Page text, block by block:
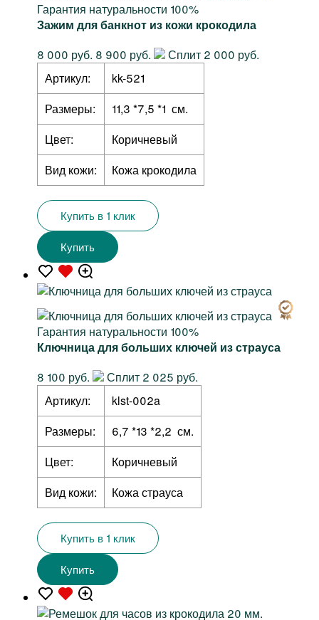
Гарантия натуральности 100%
Зажим для банкнот из кожи крокодила
8 000 руб. 8 900 руб.
Сплит 2 000 руб.
Артикул:
kk-521
Размеры:
11,3 *7,5 *1 см.
Цвет:
Коричневый
Вид кожи:
Кожа крокодила
Купить в 1 клик
Купить
Гарантия натуральности 100%
Ключница для больших ключей из страуса
8 100 руб.
Сплит 2 025 руб.
Артикул:
klst-002a
Размеры:
6,7 *13 *2,2 см.
Цвет:
Коричневый
Вид кожи:
Кожа страуса
Купить в 1 клик
Купить